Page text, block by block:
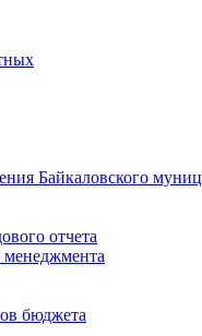
Байкаловского
отчета
менеджмента
бюджета